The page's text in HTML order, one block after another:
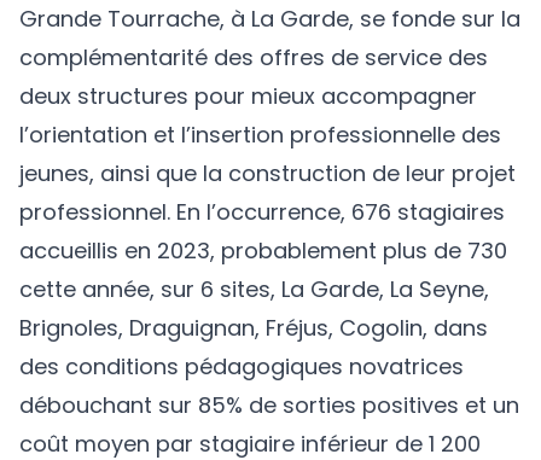
Grande Tourrache, à La Garde, se fonde sur la
complémentarité des offres de service des
deux structures pour mieux accompagner
l’orientation et l’insertion professionnelle des
jeunes, ainsi que la construction de leur projet
professionnel. En l’occurrence, 676 stagiaires
accueillis en 2023, probablement plus de 730
cette année, sur 6 sites, La Garde, La Seyne,
Brignoles, Draguignan, Fréjus, Cogolin, dans
des conditions pédagogiques novatrices
débouchant sur 85% de sorties positives et un
coût moyen par stagiaire inférieur de 1 200